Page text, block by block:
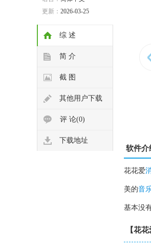
更新： 2026-03-25
综 述
简 介
截 图
其他用户下载
评 论(0)
下载地址
软件介
花花爱
美的音
基本没
【花